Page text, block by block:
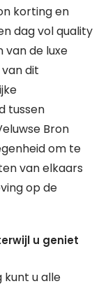
korting en
dag vol quality
van de luxe
dit
tussen
Bron
om te
van elkaars
op de
u geniet
kunt u alle